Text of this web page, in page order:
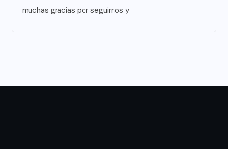
muchas gracias por seguirnos y